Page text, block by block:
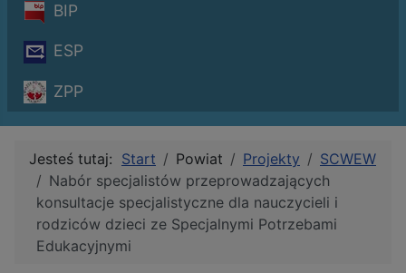
BIP
ESP
ZPP
Jesteś tutaj: Start Powiat Projekty
SCWEW
Nabór specjalistów przeprowadzających
konsultacje specjalistyczne dla nauczycieli i
rodziców dzieci ze Specjalnymi Potrzebami
Edukacyjnymi